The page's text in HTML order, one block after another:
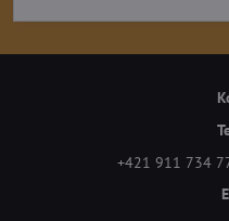
+421 911 734